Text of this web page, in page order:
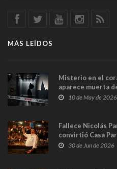
MÁS LEÍDOS
Misterio en el
aparece muerta
y las cámaras
10 de May de 2026
Fallece Nicolás
convirtió Casa
en Madrid
30 de Jun de 2026